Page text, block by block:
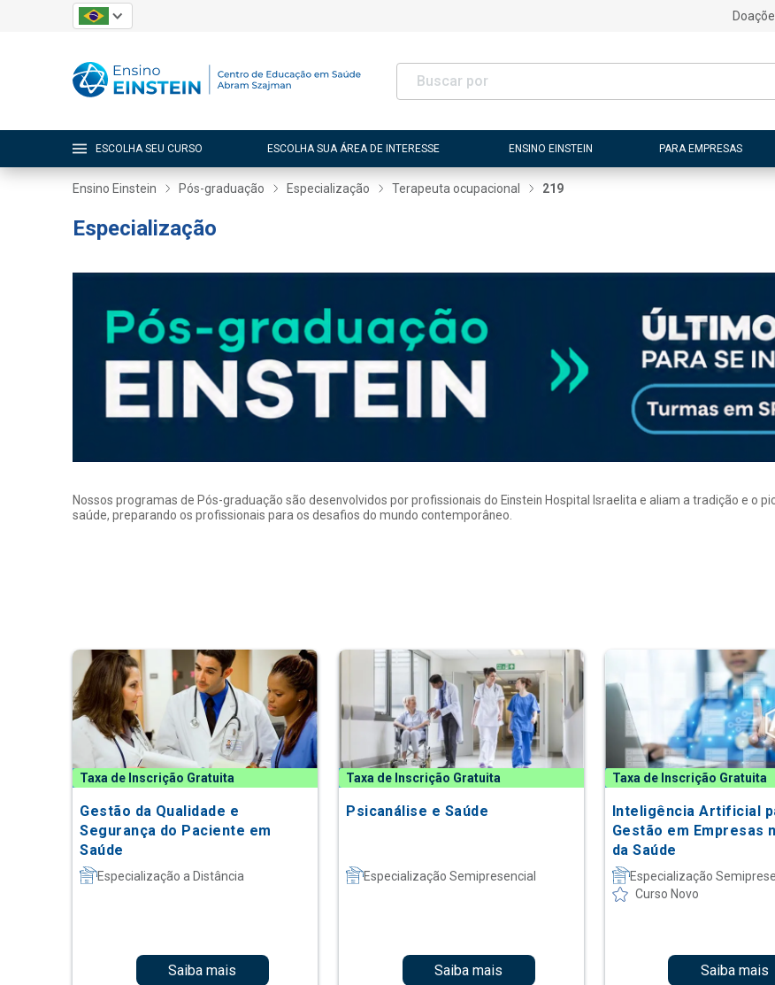
ESCOLHA SEU CURSO ESCOLHA SUA ÁREA DE INTERESSE ENSINO EINSTEIN PARA EMPRESAS
Ensino Einstein Pós-graduação Especialização Terapeuta ocupacional 219
Especialização
Nossos programas de Pós-graduação são desenvolvidos por profissionais do Einstein Hospital Israelita e aliam a tradição e o
saúde, preparando os profissionais para os desafios do mundo contemporâneo.
Taxa de Inscrição Gratuita
Gestão da Qualidade e
Segurança do Paciente em
Saúde
Especialização a Distância
Saiba mais
Taxa de Inscrição Gratuita
Psicanálise e Saúde
Especialização Semipresencial
Saiba mais
Taxa de Inscrição Gratuita
Inteligência Artificial
Gestão em Empresas
da Saúde
Especialização
Curso Novo
Saiba mais